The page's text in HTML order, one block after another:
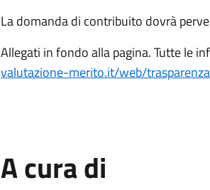
La domanda di contribuito dovrà
Allegati in fondo alla pagina. Tutte le
valutazione-merito.it/web/
A cura di